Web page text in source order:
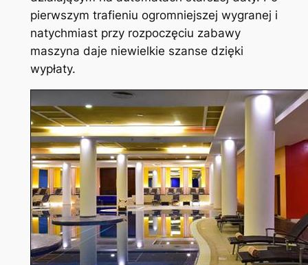
pierwszym trafieniu ogromniejszej wygranej i
natychmiast przy rozpoczęciu zabawy
maszyna daje niewielkie szanse dzięki
wypłaty.